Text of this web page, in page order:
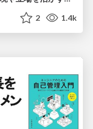
2 1.4k